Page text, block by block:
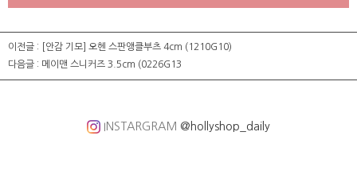
이전글 :
[안감 기모] 오헨 스판앵클부츠 4cm (1210G10)
다음글 : 메이맨 스니커즈 3.5cm (0226G13
INSTARGRAM @hollyshop_daily